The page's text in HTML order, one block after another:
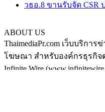
วธอ.8 ขานรับจัด CSR
ABOUT US
ThaimediaPr.com เว็บบริก
โฆษณา สำหรับองค์กรธุรกิจต่
Infinite Wire